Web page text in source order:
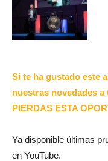
Si te ha gustado este
nuestras novedades
PIERDAS ESTA
Ya disponible últimas
en YouTube.